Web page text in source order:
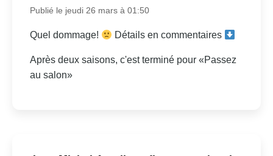
Publié le jeudi 26 mars à 01:50
Quel dommage! Détails en commentaires
Après deux saisons, c'est terminé pour «Passez
au salon»